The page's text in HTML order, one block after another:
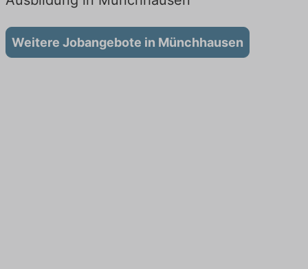
Weitere Jobangebote in Münchhausen